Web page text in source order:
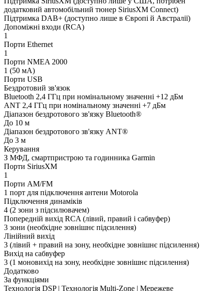
додатковий автомобільний тюнер SiriusXM Connect)
Підтримка DAB+ (доступно лише в Європі й Австралії)
Допоміжні входи (RCA)
1
Порти Ethernet
1
Порти NMEA 2000
1 (50 мА)
Порти USB
Бездротовий зв'язок
Bluetooth 2,4 ГГц при номінальному значенні +12 дБм
ANT 2,4 ГГц при номінальному значенні +7 дБм
Діапазон бездротового зв'язку Bluetooth®
До 10 м
Діапазон бездротового зв'язку ANT®
До 3 м
Керування
З МФД, смартпристрою та годинника Garmin
Порти SiriusXM
1
Порти AM/FM
1 порт для підключення антени Motorola
Підключення динаміків
4 (2 зони з підсилювачем)
Попередній вихід RCA (лівий, правий і сабвуфер)
3 зони (необхідне зовнішнє підсилення)
Лінійний вихід
3 (лівий + правий на зону, необхідне зовнішнє підсилення)
Вихід на сабвуфер
3 (1 моновихід на зону, необхідне зовнішнє підсилення)
Додатково
За функціями
Технологія DSP | Технологія Multi-Zone | Мережеве